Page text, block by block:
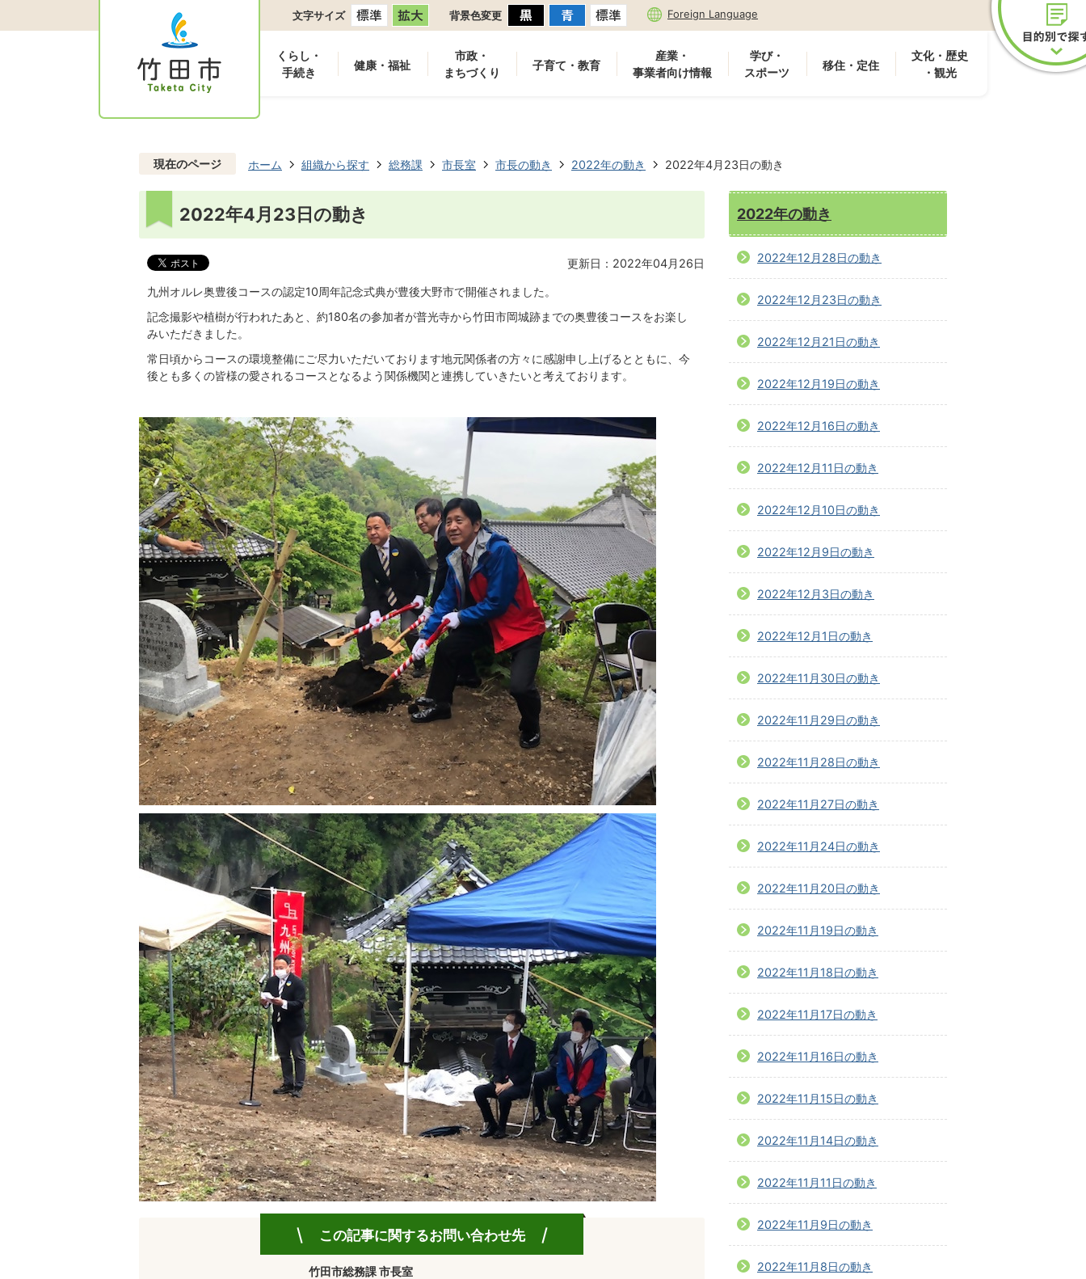
文字サイズ 背景色変更 Foreign Language
くらし・
手続き
健康・福祉
市政・
まちづくり
子育て・教育
産業・
事業者向け情報
学び・
スポーツ
移住・定住
文化・歴史
・観光
現在のページ ホーム 組織から探す 総務課 市長室 市長の動き 2022年の動き 2022年4月23日の動き
2022年4月23日の動き
更新日：2022年04月26日
九州オルレ奥豊後コースの認定10周年記念式典が豊後大野市で開催されました。
記念撮影や植樹が行われたあと、約180名の参加者が普光寺から竹田市岡城跡までの奥豊後コースをお楽し
みいただきました。
常日頃からコースの環境整備にご尽力いただいております地元関係者の方々に感謝申し上げるとともに、今
後とも多くの皆様の愛されるコースとなるよう関係機関と連携していきたいと考えております。
この記事に関するお問い合わせ先
竹田市総務課 市長室
2022年の動き
2022年12月28日の動き
2022年12月23日の動き
2022年12月21日の動き
2022年12月19日の動き
2022年12月16日の動き
2022年12月11日の動き
2022年12月10日の動き
2022年12月9日の動き
2022年12月3日の動き
2022年12月1日の動き
2022年11月30日の動き
2022年11月29日の動き
2022年11月28日の動き
2022年11月27日の動き
2022年11月24日の動き
2022年11月20日の動き
2022年11月19日の動き
2022年11月18日の動き
2022年11月17日の動き
2022年11月16日の動き
2022年11月15日の動き
2022年11月14日の動き
2022年11月11日の動き
2022年11月9日の動き
2022年11月8日の動き